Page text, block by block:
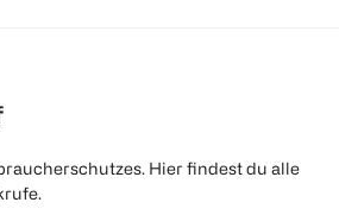
Hier findest du alle